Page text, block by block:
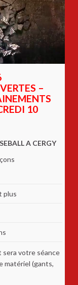
–
10
A CERGY
plus
votre séance
matériel (gants,